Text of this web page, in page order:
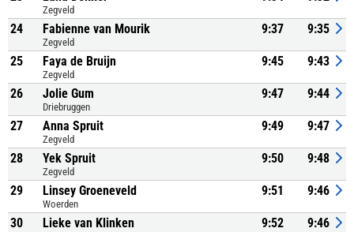
Zegveld
24 Fabienne van Mourik
Zegveld
9:37 9:35
25 Faya de Bruijn
Zegveld
9:45 9:43
26 Jolie Gum
Driebruggen
9:47 9:44
27 Anna Spruit
Zegveld
9:49 9:47
28 Yek Spruit
Zegveld
9:50 9:48
29 Linsey Groeneveld
Woerden
9:51 9:46
30 Lieke van Klinken 9:52 9:46